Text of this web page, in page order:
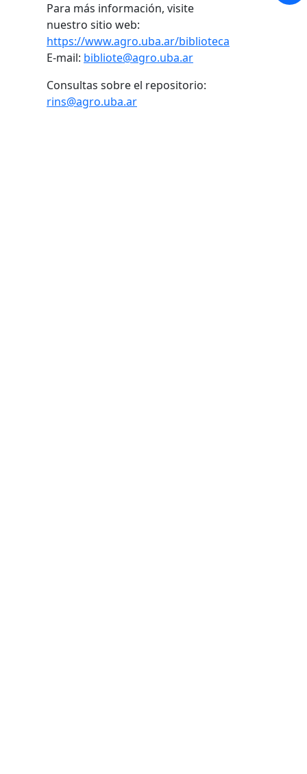
Para más información, visite
nuestro sitio web:
https://www.agro.uba.ar/biblioteca
E-mail: bibliote@agro.uba.ar
Consultas sobre el repositorio:
rins@agro.uba.ar